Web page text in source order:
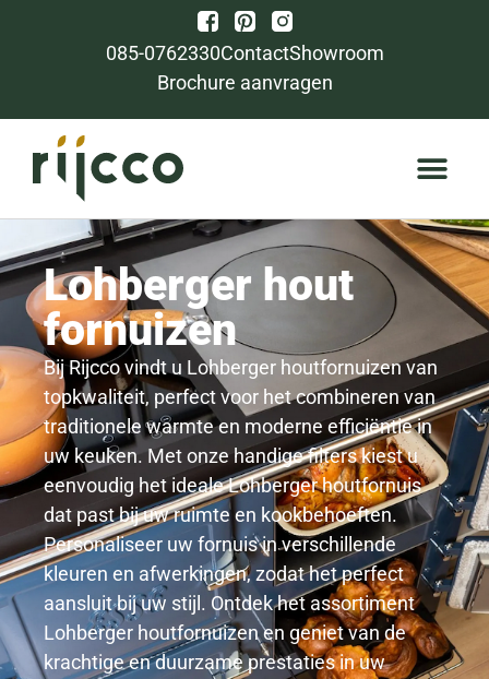
085-0762330ContactShowroom
Brochure aanvragen
Lohberger hout
fornuizen
Bij Rijcco vindt u Lohberger houtfornuizen van
topkwaliteit, perfect voor het combineren van
traditionele warmte en moderne efficiëntie in
uw keuken. Met onze handige filters kiest u
eenvoudig het ideale Lohberger houtfornuis
dat past bij uw ruimte en kookbehoeften.
Personaliseer uw fornuis in verschillende
kleuren en afwerkingen, zodat het perfect
aansluit bij uw stijl. Ontdek het assortiment
Lohberger houtfornuizen en geniet van de
krachtige en duurzame prestaties in uw